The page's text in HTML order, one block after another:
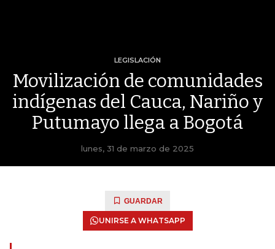
LEGISLACIÓN
Movilización de comunidades
indígenas del Cauca, Nariño y
Putumayo llega a Bogotá
lunes, 31 de marzo de 2025
GUARDAR
UNIRSE A WHATSAPP